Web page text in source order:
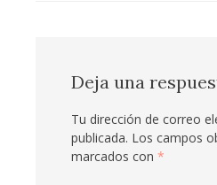
Deja una
Tu dirección de correo
publicada. Los campos
marcados con *